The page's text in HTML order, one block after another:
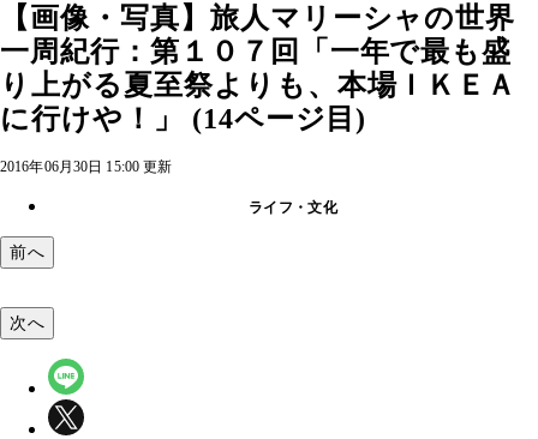
【画像・写真】旅人マリーシャの世界
一周紀行：第１０７回「一年で最も盛
り上がる夏至祭よりも、本場ＩＫＥＡ
に行けや！」 (14ページ目)
2016年06月30日 15:00 更新
ライフ・文化
前へ
次へ